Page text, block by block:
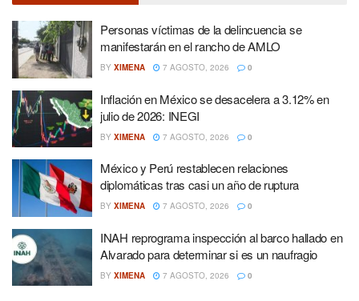
Personas víctimas de la delincuencia se
manifestarán en el rancho de AMLO
BY XIMENA 7 AGOSTO, 2026 0
Inflación en México se desacelera a 3.12% en
julio de 2026: INEGI
BY XIMENA 7 AGOSTO, 2026 0
México y Perú restablecen relaciones
diplomáticas tras casi un año de ruptura
BY XIMENA 7 AGOSTO, 2026 0
INAH reprograma inspección al barco hallado en
Alvarado para determinar si es un naufragio
BY XIMENA 7 AGOSTO, 2026 0